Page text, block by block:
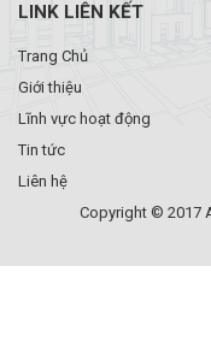
LINK LIÊN KẾT
Trang Chủ
Giới thiệu
Lĩnh vực hoạt động
Tin tức
Liên hệ
Copyright © 2017